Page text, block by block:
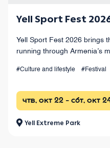
Yell Sport Fest
Yell Sport Fest 2026 brings
running through Armenia’s
#Culture and lifestyle #Festival
чтв, окт 22 - сбт, окт
Yell Extreme Park